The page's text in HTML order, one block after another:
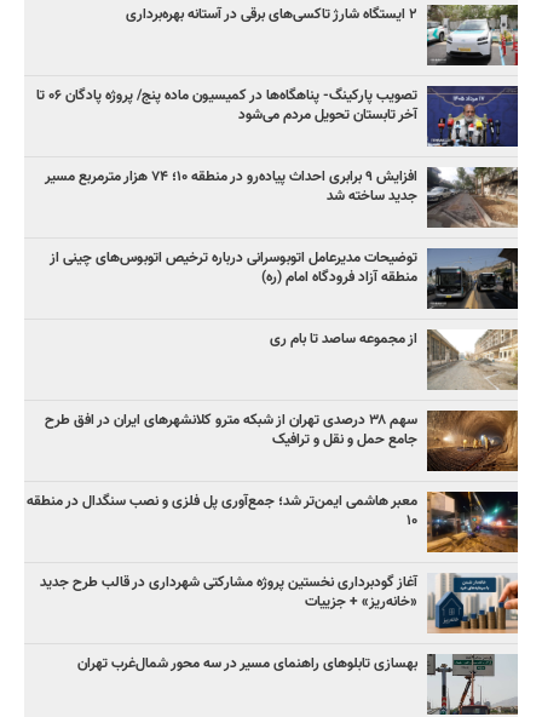
۲ ایستگاه شارژ تاکسی‌های برقی در آستانه بهره‌برداری
تصویب پارکینگ- پناهگاه‌ها در کمیسیون ماده پنج/ پروژه پادگان ۰۶ تا
آخر تابستان تحویل مردم می‌شود
افزایش ۹ برابری احداث پیاده‌رو در منطقه ۱۰؛ ۷۴ هزار مترمربع مسیر
جدید ساخته شد
توضیحات مدیرعامل اتوبوسرانی درباره ترخیص اتوبوس‌های چینی از
منطقه آزاد فرودگاه امام (ره)
از مجموعه ساصد تا بام ری
سهم ۳۸ درصدی تهران از شبکه مترو کلانشهرهای ایران در افق طرح
جامع حمل و نقل و ترافیک
معبر هاشمی ایمن‌تر شد؛ جمع‌آوری پل فلزی و نصب سنگدال در منطقه
۱۰
آغاز گودبرداری نخستین پروژه مشارکتی شهرداری در قالب طرح جدید
«خانه‌ریز» + جزییات
بهسازی تابلوهای راهنمای مسیر در سه محور شمال‌غرب تهران